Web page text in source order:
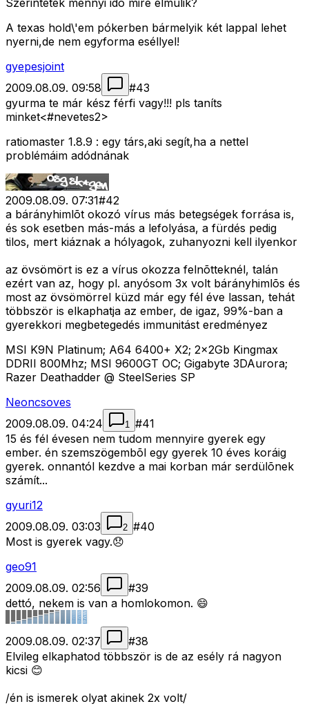
Szerintetek mennyi idõ mire elmúlik?
A texas hold\'em pókerben bármelyik két lappal lehet
nyerni,de nem egyforma eséllyel!
gyepesjoint
2009.08.09. 09:58
#43
gyurma te már kész férfi vagy!!! pls taníts
minket<#nevetes2>
ratiomaster 1.8.9 : egy társ,aki segít,ha a nettel
problémáim adódnának
2009.08.09. 07:31#42
a bárányhimlõt okozó vírus más betegségek forrása is,
és sok esetben más-más a lefolyása, a fürdés pedig
tilos, mert kiáznak a hólyagok, zuhanyozni kell ilyenkor
az övsömört is ez a vírus okozza felnõtteknél, talán
ezért van az, hogy pl. anyósom 3x volt bárányhimlõs és
most az övsömörrel küzd már egy fél éve lassan, tehát
többször is elkaphatja az ember, de igaz, 99%-ban a
gyerekkori megbetegedés immunitást eredményez
MSI K9N Platinum; A64 6400+ X2; 2x2Gb Kingmax
DDRII 800Mhz; MSI 9600GT OC; Gigabyte 3DAurora;
Razer Deathadder @ SteelSeries SP
Neoncsoves
2009.08.09. 04:24
1 #41
15 és fél évesen nem tudom mennyire gyerek egy
ember. én szemszögembõl egy gyerek 10 éves koráig
gyerek. onnantól kezdve a mai korban már serdülõnek
számít...
gyuri12
2009.08.09. 03:03
2 #40
Most is gyerek vagy.😞
geo91
2009.08.09. 02:56
#39
dettó, nekem is van a homlokomon. 😄
2009.08.09. 02:37 #38
Elvileg elkaphatod többször is de az esély rá nagyon
kicsi 😊
/én is ismerek olyat akinek 2x volt/